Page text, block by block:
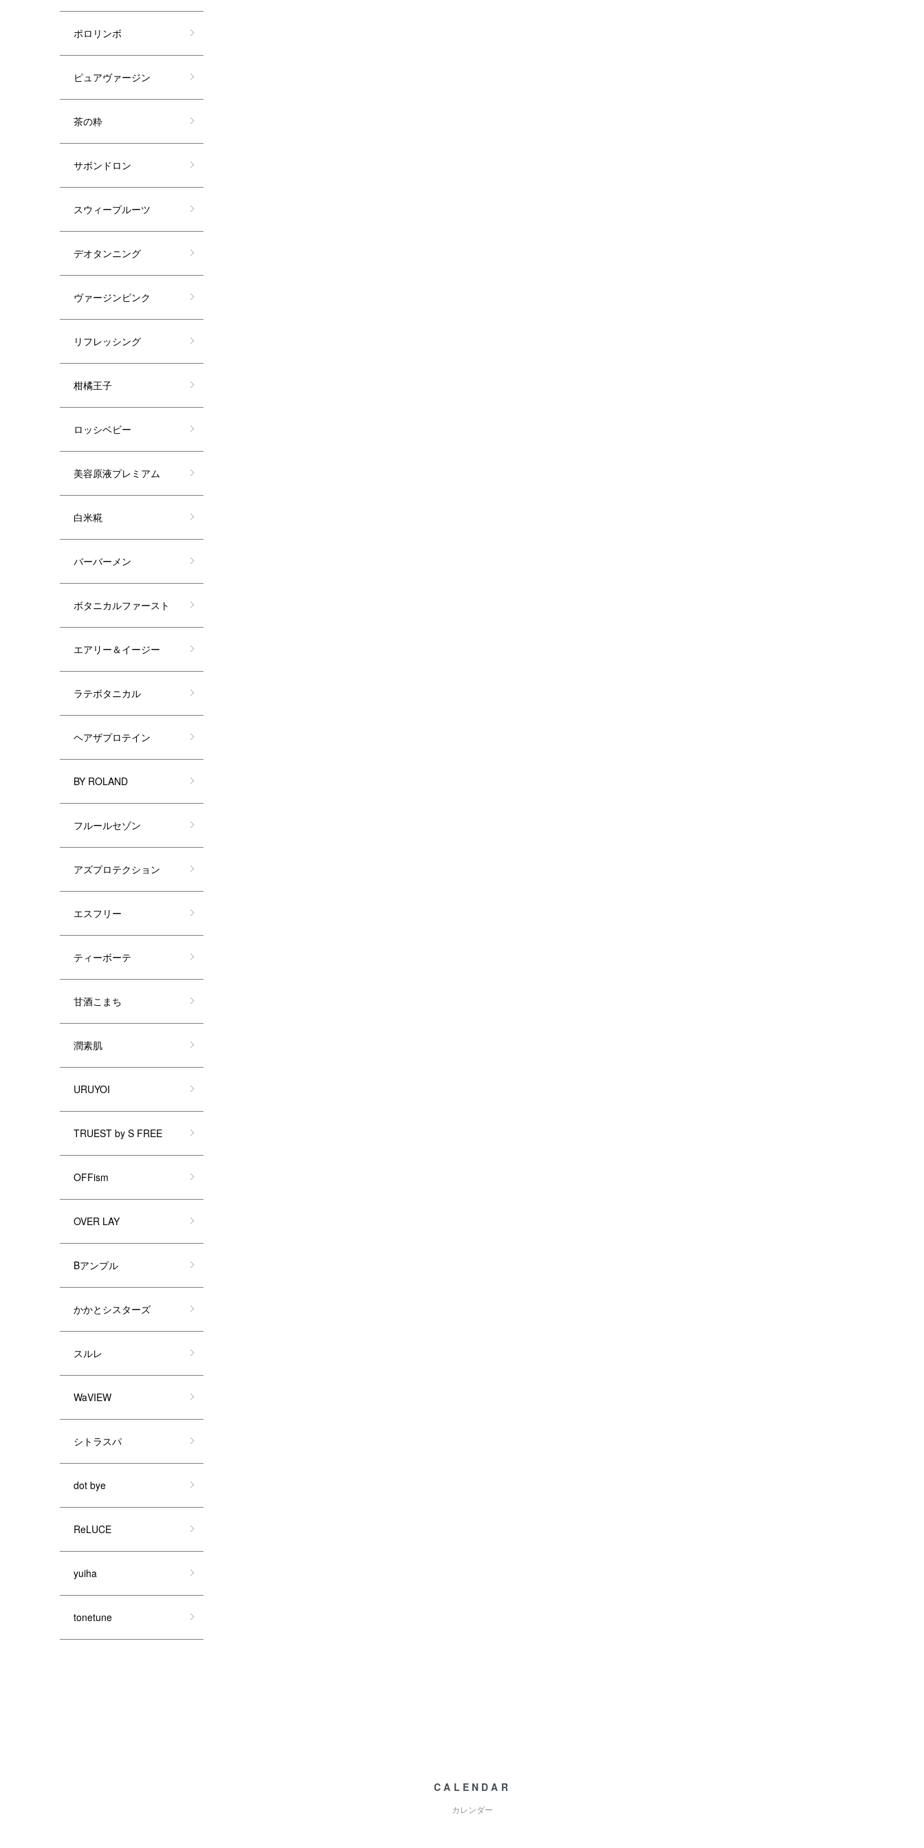
ポロリンボ
ピュアヴァージン
茶の粋
サボンドロン
スウィープルーツ
デオタンニング
ヴァージンピンク
リフレッシング
柑橘王子
ロッシベビー
美容原液プレミアム
白米糀
バーバーメン
ボタニカルファースト
エアリー＆イージー
ラテボタニカル
ヘアザプロテイン
BY ROLAND
フルールセゾン
アズプロテクション
エスフリー
ティーボーテ
甘酒こまち
潤素肌
URUYOI
TRUEST by S FREE
OFFism
OVER LAY
Bアンプル
かかとシスターズ
スルレ
WaVIEW
シトラスパ
dot bye
ReLUCE
yuiha
tonetune
CALENDAR
カレンダー